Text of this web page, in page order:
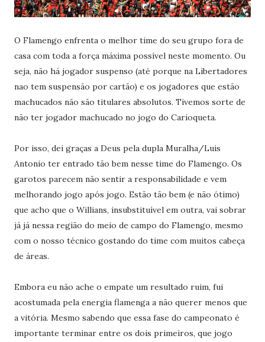
O Flamengo enfrenta o melhor time do seu grupo fora de
casa com toda a força máxima possível neste momento. Ou
seja, não há jogador suspenso (até porque na Libertadores
nao tem suspensão por cartão) e os jogadores que estão
machucados não são titulares absolutos. Tivemos sorte de
não ter jogador machucado no jogo do Carioqueta.
Por isso, dei graças a Deus pela dupla Muralha/Luis
Antonio ter entrado tão bem nesse time do Flamengo. Os
garotos parecem não sentir a responsabilidade e vem
melhorando jogo após jogo. Estão tão bem (e não ótimo)
que acho que o Willians, insubstituível em outra, vai sobrar
já já nessa região do meio de campo do Flamengo, mesmo
com o nosso técnico gostando do time com muitos cabeça
de áreas.
Embora eu não ache o empate um resultado ruim, fui
acostumada pela energia flamenga a não querer menos que
a vitória. Mesmo sabendo que essa fase do campeonato é
importante terminar entre os dois primeiros, que jogo